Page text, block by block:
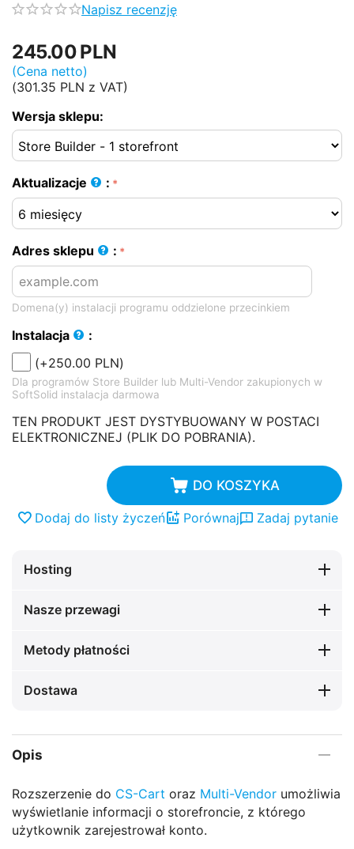
Napisz recenzję
245.00PLN
(Cena netto)
(301.35 PLN z VAT)
Wersja sklepu:
Aktualizacje :
Adres sklepu :
Domena(y) instalacji programu oddzielone przecinkiem
Instalacja
:
(+250.00 PLN)
Dla programów Store Builder lub Multi-Vendor zakupionych w
SoftSolid instalacja darmowa
TEN PRODUKT JEST DYSTYBUOWANY W POSTACI
ELEKTRONICZNEJ (PLIK DO POBRANIA).
DO KOSZYKA
Dodaj do listy życzeń Porównaj Zadaj pytanie
Hosting
Nasze przewagi
Metody płatności
Dostawa
Opis
Rozszerzenie do CS-Cart oraz Multi-Vendor umożliwia
wyświetlanie informacji o storefroncie, z którego
użytkownik zarejestrował konto.